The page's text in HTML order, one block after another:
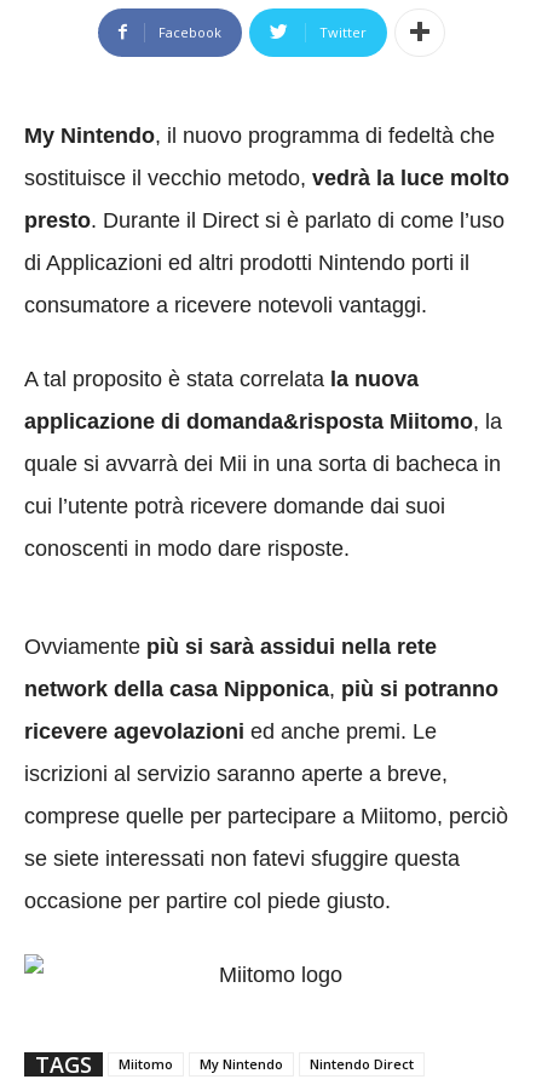
Facebook Twitter
My Nintendo, il nuovo programma di fedeltà che
sostituisce il vecchio metodo, vedrà la luce molto
presto. Durante il Direct si è parlato di come l’uso
di Applicazioni ed altri prodotti Nintendo porti il
consumatore a ricevere notevoli vantaggi.
A tal proposito è stata correlata la nuova
applicazione di domanda&risposta Miitomo, la
quale si avvarrà dei Mii in una sorta di bacheca in
cui l’utente potrà ricevere domande dai suoi
conoscenti in modo dare risposte.
Ovviamente più si sarà assidui nella rete
network della casa Nipponica, più si potranno
ricevere agevolazioni ed anche premi. Le
iscrizioni al servizio saranno aperte a breve,
comprese quelle per partecipare a Miitomo, perciò
se siete interessati non fatevi sfuggire questa
occasione per partire col piede giusto.
TAGS Miitomo My Nintendo Nintendo Direct